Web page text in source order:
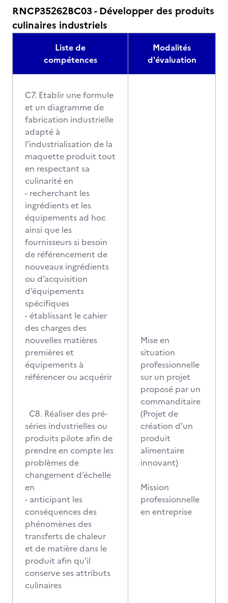
RNCP35262BC03 - Développer des produits
culinaires industriels
Liste de
compétences
Modalités
d'évaluation
C7. Etablir une formule
et un diagramme de
fabrication industrielle
adapté à
l’industrialisation de la
maquette produit tout
en respectant sa
culinarité en
- recherchant les
ingrédients et les
équipements ad hoc
ainsi que les
fournisseurs si besoin
de référencement de
nouveaux ingrédients
ou d’acquisition
d’équipements
spécifiques
- établissant le cahier
des charges des
nouvelles matières
premières et
équipements à
référencer ou acquérir
C8. Réaliser des pré-
séries industrielles ou
produits pilote afin de
prendre en compte les
problèmes de
changement d’échelle
en
- anticipant les
conséquences des
phénomènes des
transferts de chaleur
et de matière dans le
produit afin qu’il
conserve ses attributs
culinaires
Mise en
situation
professionnelle
sur un projet
proposé par un
commanditaire
(Projet de
création d’un
produit
alimentaire
innovant)
Mission
professionnelle
en entreprise